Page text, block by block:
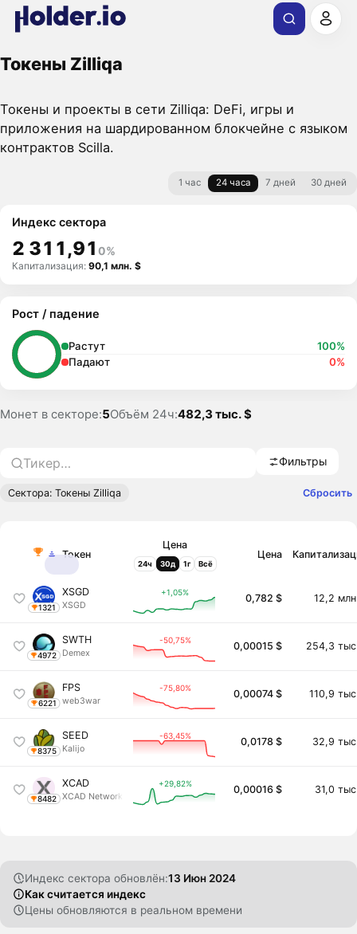
Токены Zilliqa
Токены и проекты в сети Zilliqa: DeFi, игры и
приложения на шардированном блокчейне с языком
контрактов Scilla.
1 час 24 часа 7 дней 30 дней
Индекс сектора
2 311,910%
Капитализация:90,1 млн. $
Рост / падение
Растут
100%
Падают
0%
Монет в секторе:5Объём 24ч:482,3 тыс. $
Фильтры
Сектора: Токены Zilliqa Сбросить
Токен
Цена
24ч 30д 1г Всё
Цена
1321
XSGD
XSGD
+1,05% 0,782 $ 12,2
4972
SWTH
Demex
-50,75% 0,00015 $ 254,3
6221
FPS
web3war
-75,80% 0,00074 $ 110,9
8375
SEED
Kalijo
-63,45% 0,0178 $ 32,9
8482
XCAD
XCAD Network
+29,82% 0,00016 $ 31,0
Индекс сектора обновлён:13 Июн 2024
Как считается индекс
Цены обновляются в реальном времени